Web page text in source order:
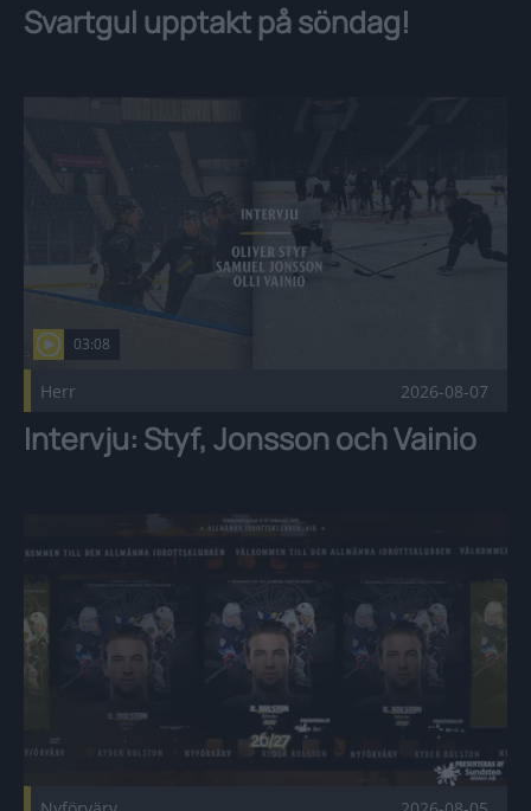
Svartgul upptakt på söndag!
03:08
Herr 2026-08-07
Intervju: Styf, Jonsson och Vainio
Välkommen till AIK, Ryder Rolston! Publicerad 2026-08-05